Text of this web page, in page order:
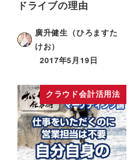
ドライブの理由
廣升健生（ひろますた
けお）
2017年5月19日
クラウド会計活用法